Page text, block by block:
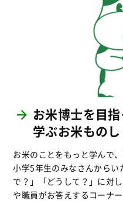
お米博士を目
学ぶお米もの
お米のことをもっと学んで
小学5年生のみなさんから
で？」「どうして？」に対
や職員がお答えするコーナー